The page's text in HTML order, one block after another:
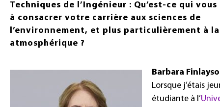
Techniques de l’Ingénieur : Qu’est-ce qui vous
à consacrer votre carrière aux sciences de
l’environnement, et plus particulièrement à
atmosphérique ?
Barbara
Lorsque j’étais
étudiante à l’